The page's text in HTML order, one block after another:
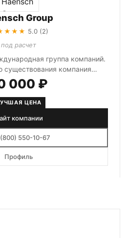
Group
5.0 (2)
под расчет
группа компаний.
существования компания
2000 успешных с...
000 ₽
ЦЕНА
компании
(800) 550-10-67
Профиль